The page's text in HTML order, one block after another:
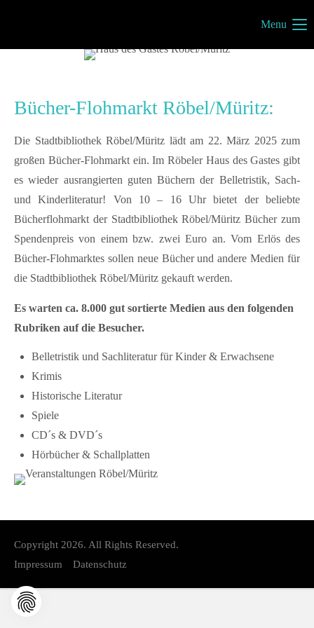
4420 Regstrup
Dänemark
Kontakt
info@mueritzportal.de
Info´s
Impressum
FAQ
Müritzer-News
Müritzer-Veranstaltungen
Müritzer-Stellenmarkt
Menu
Bücher-Flohmarkt Röbel/Müritz:
Die Stadtbibliothek Röbel/Müritz lädt am 22. März 2025 zum
großen Bücher-Flohmarkt ein. Im Röbeler Haus des Gastes gibt
es wieder ausrangierten guten Büchern der Belletristik, Sach-
und Kinderliteratur! Von 10 – 16 Uhr bietet der beliebte
Bücherflohmarkt der Stadtbibliothek Röbel/Müritz Bücher zum
Spendenpreis von einem bzw. zwei Euro an. Vom Erlös des
Bücher-Flohmarktes sollen neue Bücher und andere Medien für
die Stadtbibliothek Röbel/Müritz gekauft werden.
Es warten ca. 8.000 gut sortierte Medien aus den folgenden
Rubriken auf die Besucher.
Belletristik und Sachliteratur für Kinder & Erwachsene
Krimis
Historische Literatur
Spiele
CD´s & DVD´s
Hörbücher & Schallplatten
Copyright 2026. All Rights Reserved.
Impressum
Datenschutz